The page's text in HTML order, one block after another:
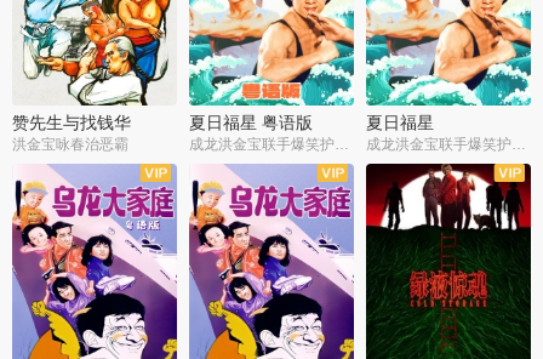
赞先生与找钱华
洪金宝咏春治恶霸
夏日福星 粤语版
成龙洪金宝联手爆笑护美女
夏日福星
成龙洪金宝联手爆笑护美女